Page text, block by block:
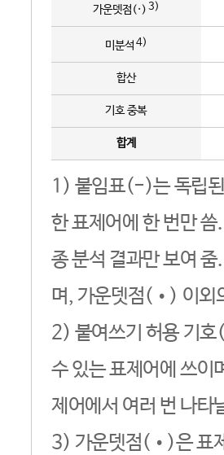
가운뎃점(·) 3)
미분석 4)
합산
기호 중복
합계
1) 붙임표(-)는 독립된
한 표제어에 한 번만
종 분석 결과만 보여
며, 가운뎃점(•) 이외
2) 붙여쓰기 허용 기호
수 있는 표제어에 쓰이
제어에서 여러 번 나타
3) 가운뎃점(•)은 표